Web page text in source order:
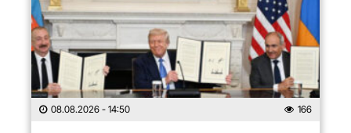
08.08.2026 - 14:50 166